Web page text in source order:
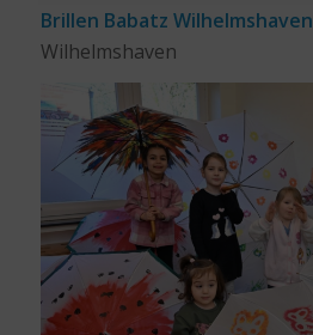
Brillen Babatz Wilhelmshaven
Wilhelmshaven